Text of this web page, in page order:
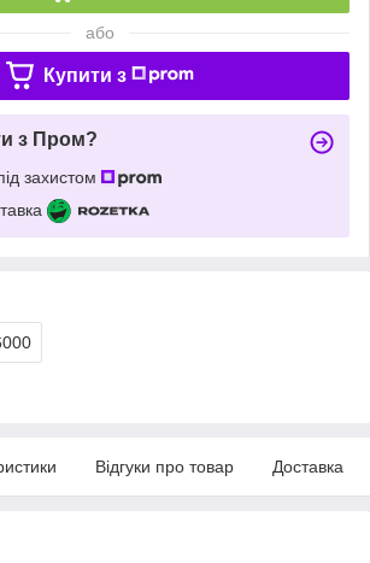
або
Купити з
з Пром?
захистом
Відгуки про товар Доставка